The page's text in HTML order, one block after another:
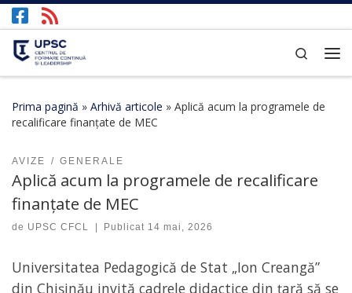
Afișează întregul conținut
Search
Prima pagină » Arhivă articole » Aplică acum la programele de
recalificare finanțate de MEC
AVIZE GENERALE
Aplică acum la programele de recalificare
finanțate de MEC
de UPSC CFCL Publicat 14 mai, 2026
Universitatea Pedagogică de Stat „Ion Creangă”
din Chișinău invită cadrele didactice din țară să se